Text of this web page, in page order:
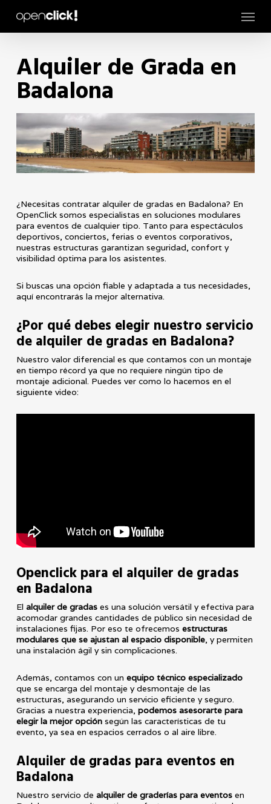
Menu
Alquiler de Grada en
Badalona
¿Necesitas contrataralquiler de gradas en Badalona? En
OpenClicksomos especialistas en soluciones modulares
para eventos de cualquier tipo. Tanto para espectáculos
deportivos, conciertos, ferias o eventos corporativos,
nuestras estructuras garantizan seguridad, confort y
visibilidad óptima para los asistentes.
Si buscas una opción fiable y adaptada a tus necesidades,
aquí encontrarás la mejor alternativa.
¿Por qué debes elegir nuestro servicio
de alquiler de gradas en Badalona?
Nuestro valor diferencial es que contamos con un montaje
en tiempo récord ya que no requiere ningún tipo de
montaje adicional. Puedes ver como lo hacemos en el
siguiente video:
Openclickpara el alquiler de gradas
en Badalona
El alquiler de gradases una solución versátil y efectiva para
acomodar grandes cantidades de público sin necesidad de
instalaciones fijas. Por eso te ofrecemos estructuras
modulares que se ajustan al espacio disponible, y permiten
una instalación ágil y sin complicaciones.
Además, contamos con un equipo técnico especializado
que se encarga del montaje y desmontaje de las
estructuras, asegurando un servicio eficiente y seguro.
Gracias a nuestra experiencia, podemos asesorarte para
elegir la mejor opciónsegún las características de tu
evento, ya sea en espacios cerrados o al aire libre.
Alquiler de gradas para eventos en
Badalona
Nuestro servicio de alquiler de graderías para eventosen